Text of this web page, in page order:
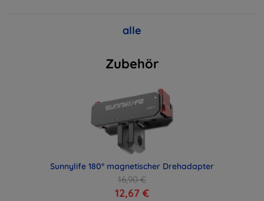
alle
Zubehör
Sunnylife 180° magnetischer Drehadapter
16,90 €
12,67 €